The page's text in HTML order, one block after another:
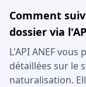
Comment
dossier via
L'API ANEF
détaillées sur le
naturalisation.